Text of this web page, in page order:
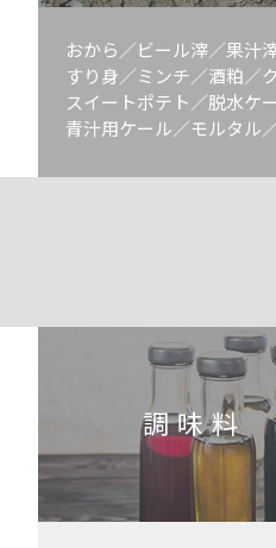
おから／ビール滓／果汁
すり身／ミンチ／酒粕／
スイートポテト／脱水ケ
青汁用ケール／モルタル
調味料